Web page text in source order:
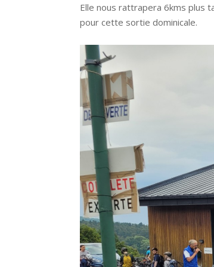
Elle nous rattrapera 6kms plus
pour cette sortie dominicale.